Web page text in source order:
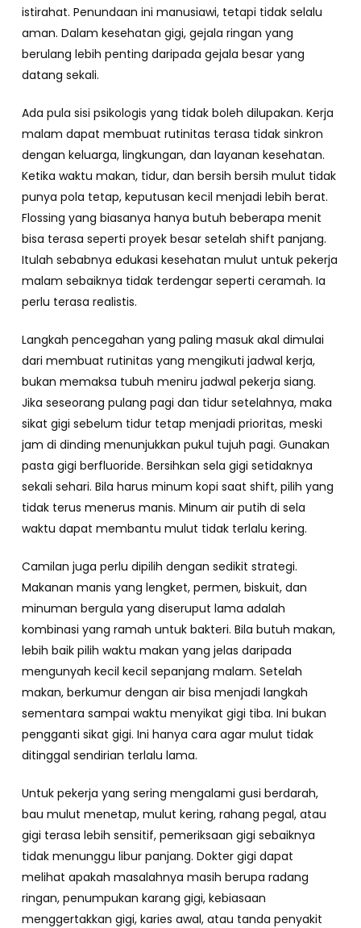
istirahat. Penundaan ini manusiawi, tetapi tidak selalu
aman. Dalam kesehatan gigi, gejala ringan yang
berulang lebih penting daripada gejala besar yang
datang sekali.
Ada pula sisi psikologis yang tidak boleh dilupakan. Kerja
malam dapat membuat rutinitas terasa tidak sinkron
dengan keluarga, lingkungan, dan layanan kesehatan.
Ketika waktu makan, tidur, dan bersih bersih mulut tidak
punya pola tetap, keputusan kecil menjadi lebih berat.
Flossing yang biasanya hanya butuh beberapa menit
bisa terasa seperti proyek besar setelah shift panjang.
Itulah sebabnya edukasi kesehatan mulut untuk pekerja
malam sebaiknya tidak terdengar seperti ceramah. Ia
perlu terasa realistis.
Langkah pencegahan yang paling masuk akal dimulai
dari membuat rutinitas yang mengikuti jadwal kerja,
bukan memaksa tubuh meniru jadwal pekerja siang.
Jika seseorang pulang pagi dan tidur setelahnya, maka
sikat gigi sebelum tidur tetap menjadi prioritas, meski
jam di dinding menunjukkan pukul tujuh pagi. Gunakan
pasta gigi berfluoride. Bersihkan sela gigi setidaknya
sekali sehari. Bila harus minum kopi saat shift, pilih yang
tidak terus menerus manis. Minum air putih di sela
waktu dapat membantu mulut tidak terlalu kering.
Camilan juga perlu dipilih dengan sedikit strategi.
Makanan manis yang lengket, permen, biskuit, dan
minuman bergula yang diseruput lama adalah
kombinasi yang ramah untuk bakteri. Bila butuh makan,
lebih baik pilih waktu makan yang jelas daripada
mengunyah kecil kecil sepanjang malam. Setelah
makan, berkumur dengan air bisa menjadi langkah
sementara sampai waktu menyikat gigi tiba. Ini bukan
pengganti sikat gigi. Ini hanya cara agar mulut tidak
ditinggal sendirian terlalu lama.
Untuk pekerja yang sering mengalami gusi berdarah,
bau mulut menetap, mulut kering, rahang pegal, atau
gigi terasa lebih sensitif, pemeriksaan gigi sebaiknya
tidak menunggu libur panjang. Dokter gigi dapat
melihat apakah masalahnya masih berupa radang
ringan, penumpukan karang gigi, kebiasaan
menggertakkan gigi, karies awal, atau tanda penyakit